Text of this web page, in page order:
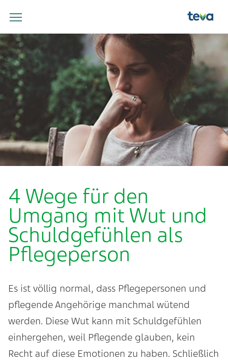
4 Wege für den
Umgang mit Wut und
Schuldgefühlen als
Pflegeperson
Es ist völlig normal, dass Pflegepersonen und
pflegende Angehörige manchmal wütend
werden. Diese Wut kann mit Schuldgefühlen
einhergehen, weil Pflegende glauben, kein
Recht auf diese Emotionen zu haben. Schließlich